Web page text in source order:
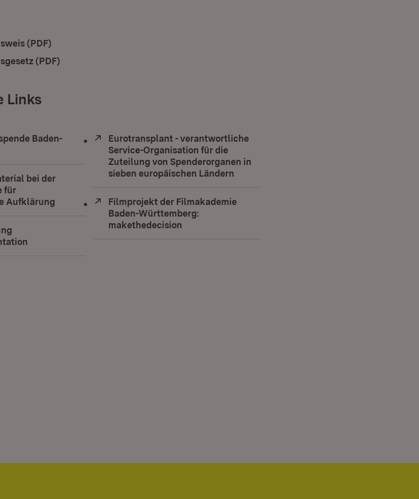
(PDF)
(PDF)
Links
Baden-
bei der
für
Aufklärung (Öffnet in neuem Fenster)
Extern:
Eurotransplant - verantwortliche
Service-Organisation für die
Zuteilung von Spenderorganen in
sieben europäischen Ländern
Extern:
Filmprojekt der Filmakademie
Baden-Württemberg:
makethedecision